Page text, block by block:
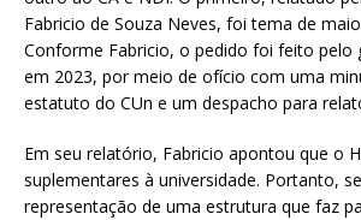
Fabricio de Souza Neves, foi tema de
Conforme Fabricio, o pedido foi feito pelo
em 2023, por meio de ofício com uma
estatuto do CUn e um despacho para
Em seu relatório, Fabricio apontou que o
suplementares à universidade. Portanto,
representação de uma estrutura que faz